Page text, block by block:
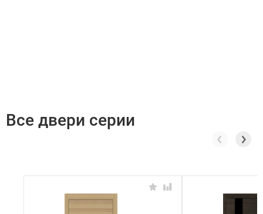
Все двери серии